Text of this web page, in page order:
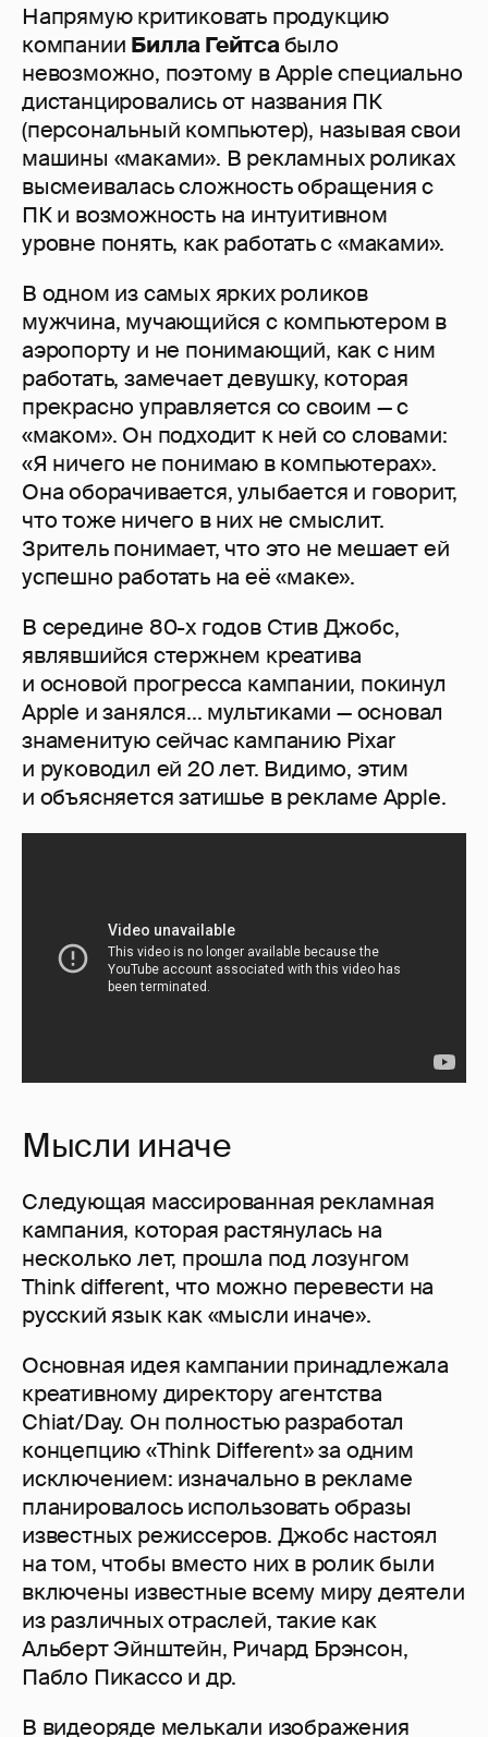
Напрямую критиковать продукцию
компании Билла Гейтсабыло
невозможно, поэтому в Apple специально
дистанцировались от названия ПК
(персональный компьютер), называя свои
машины «маками». В рекламных роликах
высмеивалась сложность обращения с
ПК и возможность на интуитивном
уровне понять, как работать с «маками».
В одном из самых ярких роликов
мужчина, мучающийся с компьютером в
аэропорту и не понимающий, как с ним
работать, замечает девушку, которая
прекрасно управляется со своим — с
«маком». Он подходит к ней со словами:
«Я ничего не понимаю в компьютерах».
Она оборачивается, улыбается и говорит,
что тоже ничего в них не смыслит.
Зритель понимает, что это не мешает ей
успешно работать на её «маке».
В середине 80-х годов Стив Джобс,
являвшийся стержнем креатива
и основой прогресса кампании, покинул
Apple и занялся... мультиками — основал
знаменитую сейчас кампанию Pixar
и руководил ей 20 лет. Видимо, этим
и объясняется затишье в рекламе Apple.
Мысли иначе
Следующая массированная рекламная
кампания, которая растянулась на
несколько лет, прошла под лозунгом
Think different, что можно перевести на
русский язык как «мысли иначе».
Основная идея кампании принадлежала
креативному директору агентства
Chiat/Day. Он полностью разработал
концепцию «Think Different» за одним
исключением: изначально в рекламе
планировалось использовать образы
известных режиссеров. Джобс настоял
на том, чтобы вместо них в ролик были
включены известные всему миру деятели
из различных отраслей, такие как
Альберт Эйнштейн, Ричард Брэнсон,
Пабло Пикассо и др.
В видеоряде мелькали изображения